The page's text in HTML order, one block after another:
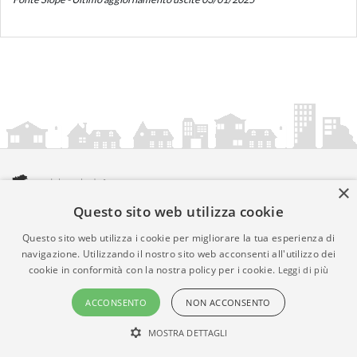
amministrazionicomunali.it è una iniziativa diartemedia.it
© Copyright MMXXIV - P.IVA 05400000724
Informazioni sul servizio |Informativa Privacy| Informativa
Cookies • Time 0.1613
×
Questo sito web utilizza cookie
Questo sito web utilizza i cookie per migliorare la tua esperienza di
navigazione. Utilizzando il nostro sito web acconsenti all'utilizzo dei
cookie in conformità con la nostra policy per i cookie. Leggi di più
ACCONSENTO NON ACCONSENTO
MOSTRA DETTAGLI